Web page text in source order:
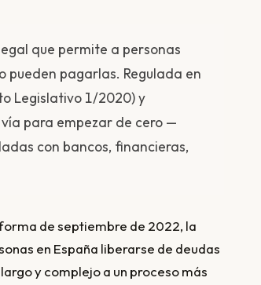
que permite a personas
pueden pagarlas. Regulada en
Legislativo 1/2020) y
para empezar de cero —
con bancos, financieras,
en España liberarse de deudas
y complejo a un proceso más